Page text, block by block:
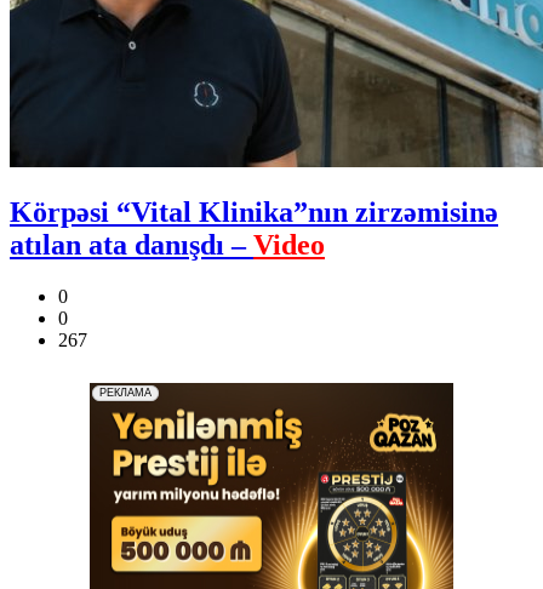
Körpəsi “Vital Klinika”nın zirzəmisinə
atılan ata danışdı –Video
0
0
267